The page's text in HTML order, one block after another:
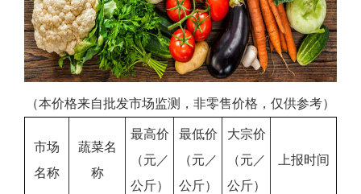
（本价格来自批发市场监测，非零售价格，仅供参考）
市场
名称
蔬菜名
称
最高价
（元／
公斤）
最低价
（元／
公斤）
大宗价
（元／
公斤）
上报时间